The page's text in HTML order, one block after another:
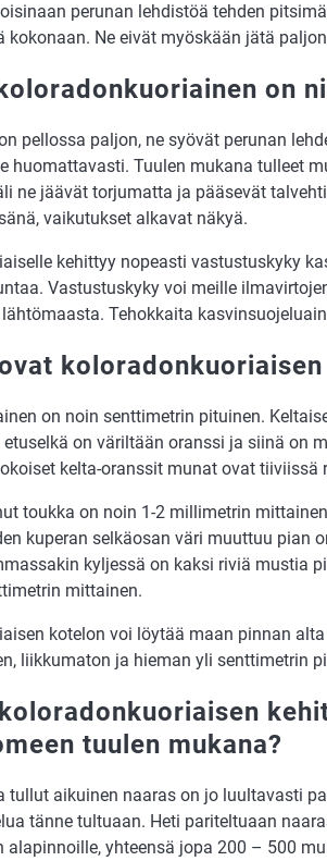
perunan lehdistöä tehden
kokonaan. Ne eivät myöskään jätä
on
pellossa paljon, ne syövät perunan
huomattavasti. Tuulen mukana tulleet
ne jäävät torjumatta ja pääsevät
vaikutukset alkavat näkyä.
kehittyy nopeasti vastustuskyky
Vastustuskyky voi meille
Tehokkaita
on noin senttimetrin pituinen.
on väriltään oranssi ja siinä on
kelta-oranssit munat ovat tiiviissä
toukka on noin 1-2 millimetrin
kuperan selkäosan väri muuttuu pian
kyljessä on kaksi riviä mustia
mittainen.
kotelon voi löytää maan pinnan
liikkumaton ja hieman yli senttimetrin
tuulen mukana?
tullut aikuinen naaras on jo luultavasti
tänne tultuaan. Heti pariteltuaan
alapinnoille, yhteensä jopa 200 – 500